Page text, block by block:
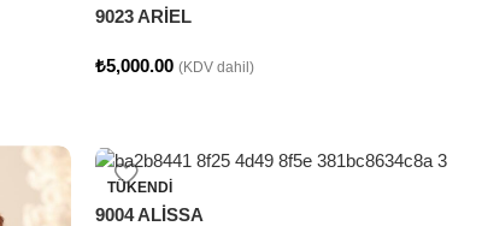
9023 ARİEL
₺5,000.00 (KDV dahil)
TÜKENDI
9004 ALİSSA